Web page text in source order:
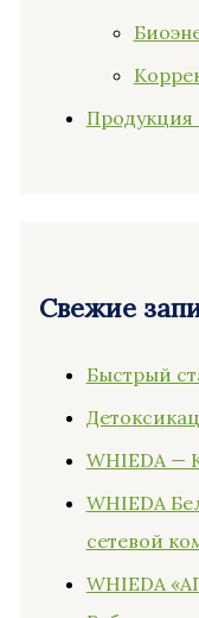
Продукция
Свежие
Быстрый
WHIEDA —
WHIEDA
сетевой
WHIEDA